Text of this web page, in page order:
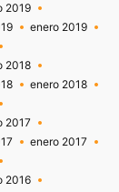
2019
enero 2019
2018
enero 2018
2017
enero 2017
2016